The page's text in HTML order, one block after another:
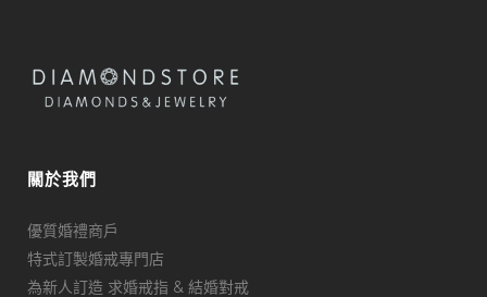
關於我們
優質婚禮商戶
特式訂製婚戒專門店
為新人訂造 求婚戒指 & 結婚對戒